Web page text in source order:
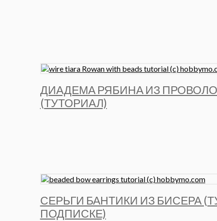
ДИАДЕМА РЯБИНА ИЗ
(ТУТОРИАЛ)
СЕРЬГИ БАНТИКИ ИЗ БИСЕРА
ПОДПИСКЕ)